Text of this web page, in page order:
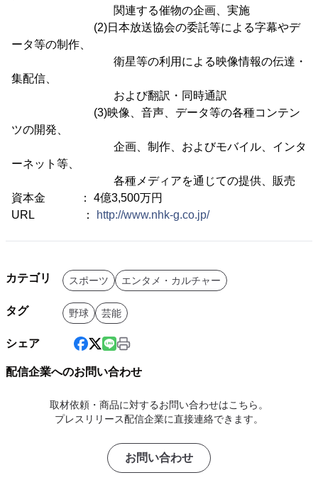
関連する催物の企画、実施
(2)日本放送協会の委託等による字幕やデ
ータ等の制作、
衛星等の利用による映像情報の伝達・
集配信、
および翻訳・同時通訳
(3)映像、音声、データ等の各種コンテン
ツの開発、
企画、制作、およびモバイル、インタ
ーネット等、
各種メディアを通じての提供、販売
資本金 ： 4億3,500万円
URL ：
http://www.nhk-g.co.jp/
カテゴリ スポーツ エンタメ・カルチャー
タグ 野球 芸能
シェア
配信企業へのお問い合わせ
取材依頼・商品に対するお問い合わせはこちら。
プレスリリース配信企業に直接連絡できます。
お問い合わせ